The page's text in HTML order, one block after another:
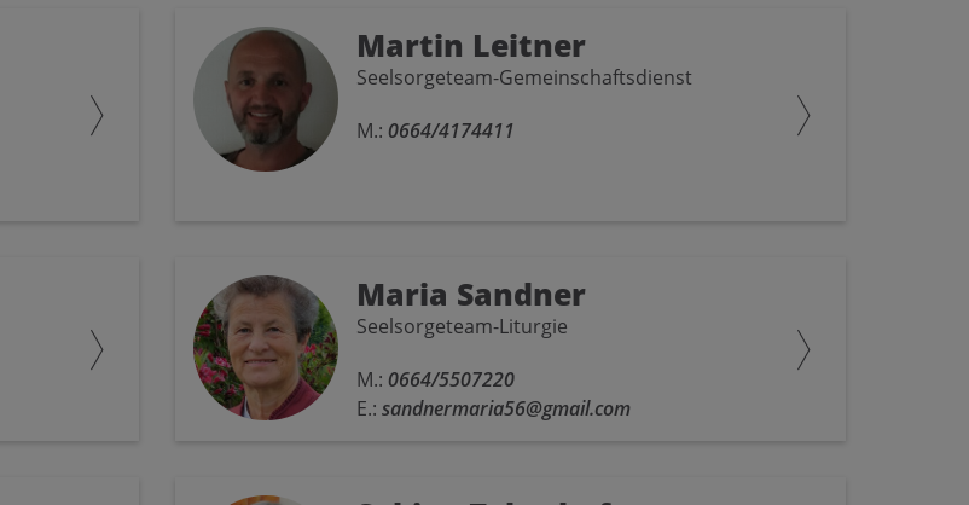
Martin Leitner
Seelsorgeteam-Gemeinschaftsdienst
M.: 0664/4174411
Maria Sandner
Seelsorgeteam-Liturgie
M.: 0664/5507220
E.: sandnermaria56@gmail.com